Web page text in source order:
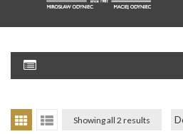
Showing all 2 results